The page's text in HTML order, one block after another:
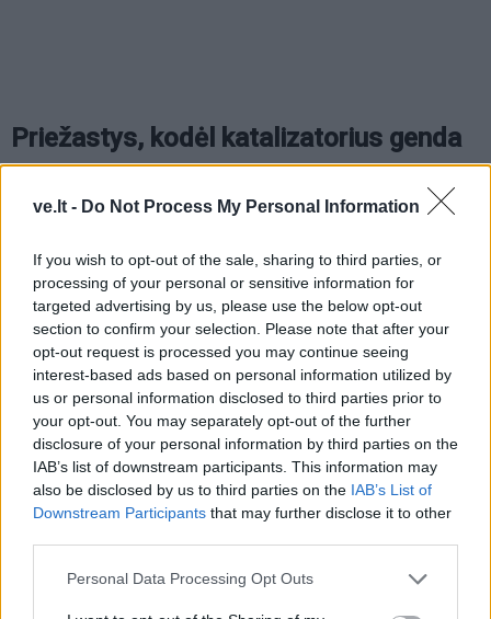
ve.lt - Do Not Process My Personal Information
If you wish to opt-out of the sale, sharing to third parties, or
processing of your personal or sensitive information for
targeted advertising by us, please use the below opt-out
section to confirm your selection. Please note that after your
opt-out request is processed you may continue seeing
interest-based ads based on personal information utilized by
us or personal information disclosed to third parties prior to
your opt-out. You may separately opt-out of the further
disclosure of your personal information by third parties on the
IAB’s list of downstream participants. This information may
also be disclosed by us to third parties on the IAB’s List of
Downstream Participants that may further disclose it to other
Personal Data Processing Opt Outs
Priežastys, kodėl katalizatorius genda
Pagrindinis priešas – nekokybiški degalai su sierą ar
švinu, blokuojantys aktyviuosius centrus.
Perkaitimas virš 1000 °C nuo degalų įpurškimo klaidų
ar alyvos pateksimo lydo keramiką. Tepalai su fosforu
ar silikonu taip pat trumpina tarnavimo laiką.
Mechaniniai pažeidimai – duobės ar smūgiai ardo
korę. Dyzeliuose DPF regeneracija kas 300–500 km
valo filtrą, bet ignoravimas sukelia užsikimšimą.
Vidutinė tarnavimo trukmė – 150 000–250 000 km,
bet reguliari priežiūra prailgina iki 400 000 km.